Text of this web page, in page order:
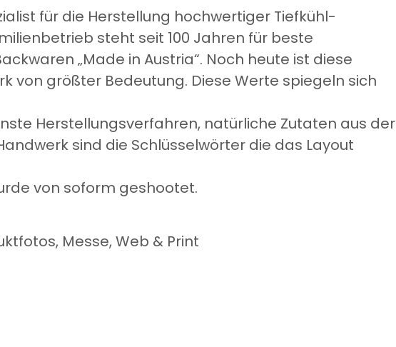
für die Herstellung hochwertiger Tiefkühl-
steht seit 100 Jahren für beste
„Made in Austria“. Noch heute ist diese
von größter Bedeutung. Diese Werte spiegeln sich
Herstellungsverfahren, natürliche Zutaten aus der
sind die Schlüsselwörter die das Layout
von soform geshootet.
Messe, Web & Print